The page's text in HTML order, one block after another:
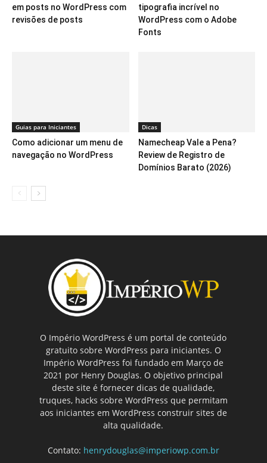
em posts no WordPress com
revisões de posts
tipografia incrível no
WordPress com o Adobe
Fonts
Guias para Iniciantes
Como adicionar um menu de
navegação no WordPress
Dicas
Namecheap Vale a Pena?
Review de Registro de
Domínios Barato (2026)
O Império WordPress é um portal de conteúdo
gratuito sobre WordPress para iniciantes. O
Império WordPress foi fundado em Março de
2021 por Henry Douglas. O objetivo principal
deste site é fornecer dicas de qualidade,
truques, hacks sobre WordPress que permitam
aos iniciantes em WordPress construir sites de
alta qualidade.
Contato: henrydouglas@imperiowp.com.br